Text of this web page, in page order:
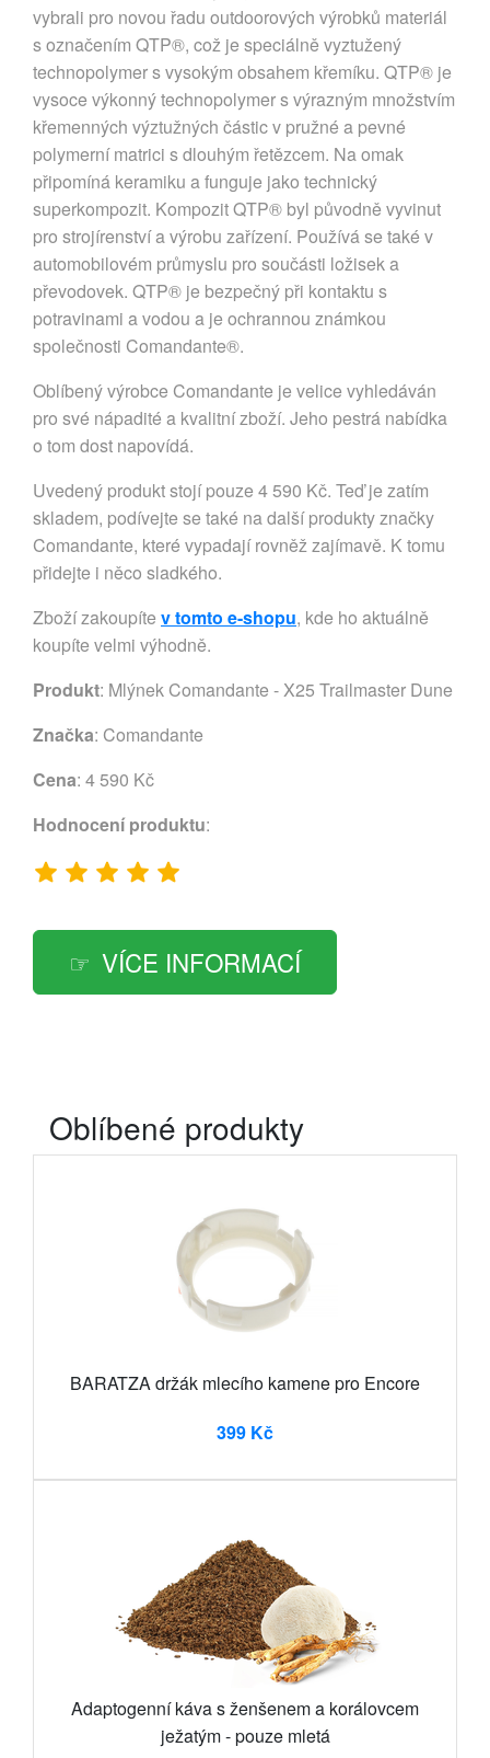
vybrali pro novou řadu outdoorových výrobků materiál
s označením QTP®, což je speciálně vyztužený
technopolymer s vysokým obsahem křemíku. QTP® je
vysoce výkonný technopolymer s výrazným množstvím
křemenných výztužných částic v pružné a pevné
polymerní matrici s dlouhým řetězcem. Na omak
připomíná keramiku a funguje jako technický
superkompozit. Kompozit QTP® byl původně vyvinut
pro strojírenství a výrobu zařízení. Používá se také v
automobilovém průmyslu pro součásti ložisek a
převodovek. QTP® je bezpečný při kontaktu s
potravinami a vodou a je ochrannou známkou
společnosti Comandante®.
Oblíbený výrobce Comandante je velice vyhledáván
pro své nápadité a kvalitní zboží. Jeho pestrá nabídka
o tom dost napovídá.
Uvedený produkt stojí pouze 4 590 Kč. Teď je zatím
skladem, podívejte se také na další produkty značky
Comandante, které vypadají rovněž zajímavě. K tomu
přidejte i něco sladkého.
Zboží zakoupíte v tomto e-shopu, kde ho aktuálně
koupíte velmi výhodně.
Produkt: Mlýnek Comandante - X25 Trailmaster Dune
Značka: Comandante
Cena: 4 590 Kč
Hodnocení produktu:
VÍCE INFORMACÍ
Oblíbené produkty
BARATZA držák mlecího kamene pro Encore
399 Kč
Adaptogenní káva s ženšenem a korálovcem
ježatým - pouze mletá